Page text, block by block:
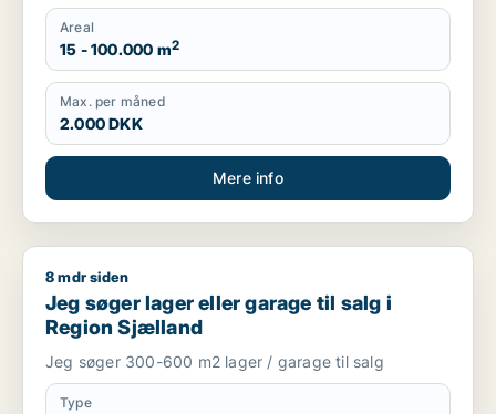
Areal
15 - 100.000 m2
Max. per måned
2.000 DKK
Mere info
Jeg søger lager eller garage til salg i Region Sjælland
8 mdr siden
Jeg søger lager eller garage til salg i
Region Sjælland
Jeg søger 300-600 m2 lager / garage til salg
Type